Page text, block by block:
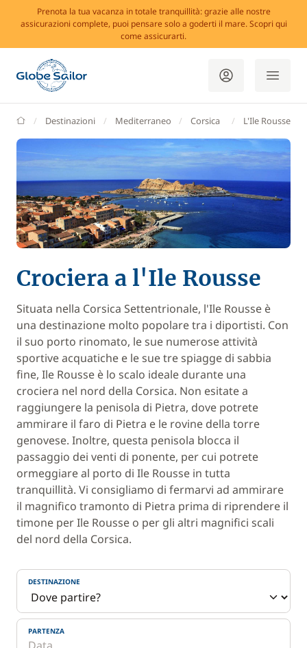
Prenota la tua vacanza in totale tranquillità: grazie alle nostre
assicurazioni complete, puoi pensare solo a goderti il mare. Scopri qui
come assicurarti.
GlobeSailor
Destinazioni Mediterraneo Corsica L'Ile Rousse
Crociera a l'Ile Rousse
Situata nella Corsica Settentrionale, l'Ile Rousse è
una destinazione molto popolare tra i diportisti. Con
il suo porto rinomato, le sue numerose attività
sportive acquatiche e le sue tre spiagge di sabbia
fine, Ile Rousse è lo scalo ideale durante una
crociera nel nord della Corsica. Non esitate a
raggiungere la penisola di Pietra, dove potrete
ammirare il faro di Pietra e le rovine della torre
genovese. Inoltre, questa penisola blocca il
passaggio dei venti di ponente, per cui potrete
ormeggiare al porto di Ile Rousse in tutta
tranquillità. Vi consigliamo di fermarvi ad ammirare
il magnifico tramonto di Pietra prima di riprendere il
timone per Ile Rousse o per gli altri magnifici scali
del nord della Corsica.
DESTINAZIONE
PARTENZA